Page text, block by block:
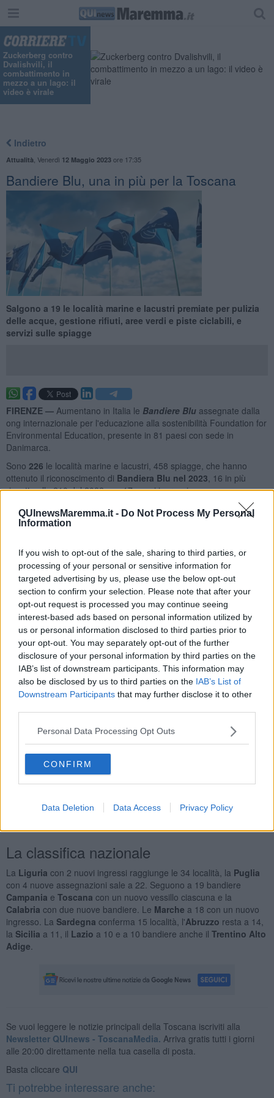
QUInewsMaremma.it - Do Not Process My Personal
Information
If you wish to opt-out of the sale, sharing to third parties, or
processing of your personal or sensitive information for
targeted advertising by us, please use the below opt-out
section to confirm your selection. Please note that after your
opt-out request is processed you may continue seeing
interest-based ads based on personal information utilized by
us or personal information disclosed to third parties prior to
your opt-out. You may separately opt-out of the further
disclosure of your personal information by third parties on the
IAB’s list of downstream participants. This information may
also be disclosed by us to third parties on the IAB’s List of
Downstream Participants that may further disclose it to other
Personal Data Processing Opt Outs
CONFIRM
Data Deletion Data Access Privacy Policy
Zuckerberg contro
Dvalishvili, il
combattimento in
mezzo a un lago: il
video è virale
Indietro
Attualità Venerdì 12 Maggio 2023ore 17:35
Bandiere Blu, una in più per la Toscana
Salgono a 19 le località marine e lacustri premiate per pulizia
delle acque, gestione rifiuti, aree verdi e piste ciclabili, e
servizi sulle spiagge
FIRENZE — Aumentano in Italia le Bandiere Blu assegnate dalla
ong internazionale per l'educazione alla sostenibilità Foundation for
Environmental Education, presente in 81 paesi con sede in
Danimarca.
Sono 226 le località marine e lacustri, 458 spiagge, che hanno
ottenuto il riconoscimento di Bandiera Blu nel 2023 , 16 in più
rispetto alle 210 del 2022 con 17 nuovi ingressi.
gestione dei rifiuti, presenza diaree verdiepiste ciclabili, oltre
allestrutture alberghiereed infine iservizi sulle spiagge .
Tra le nuove entrate del 2023 c'èOrbetello, in Toscana.
Salgono a 19 le Bandiere blu in
Toscana
Sono
Carrara, Massa, Forte dei Marmi, Camaiore, Viareggio, Pisa,
Livorno, Rosignano Marittimo, Cecina, Bibbona, Castagneto
Carducci, San Vincenzo, Piombino, Marciana Marina, Porto
Azzurro, Grosseto, Follonica e Castiglione della Pescaiapiù
Pietrasantache aveva ricevuto il vessillo nel 2022.
Le nuove bandiere blu in Italia
Trionfo della Puglia che riceve 4 nuove bandiere.
nuove bandiere blu
Calabria, San Mauro Cilento in Campania, Gatteo in Emilia
Maderno in Lombardia, Porto San Giorgio nelle Marche, Termoli in
Molise, San Maurizio D'Opaglio e Verbania in Piemonte, Gallipoli,
La classifica nazionale
La Liguria con 2 nuovi ingressi raggiunge le 34 località, la Puglia
con 4 nuove assegnazioni sale a 22. Seguono a 19 bandiere
Campania e Toscana con un nuovo vessillo ciascuna e la
Calabria con due nuove bandiere. Le Marche a 18 con un nuovo
ingresso. La Sardegna conferma 15 località, l'Abruzzo resta a 14,
la Sicilia a 11, il Lazio a 10 e a 10 bandiere anche il Trentino Alto
Adige
Se vuoi leggere le notizie principali della Toscana iscriviti alla
Newsletter QUInews - ToscanaMedia. Arriva gratis tutti i giorni
alle 20:00 direttamente nella tua casella di posta.
Basta cliccare QUI
Ti potrebbe interessare anche: